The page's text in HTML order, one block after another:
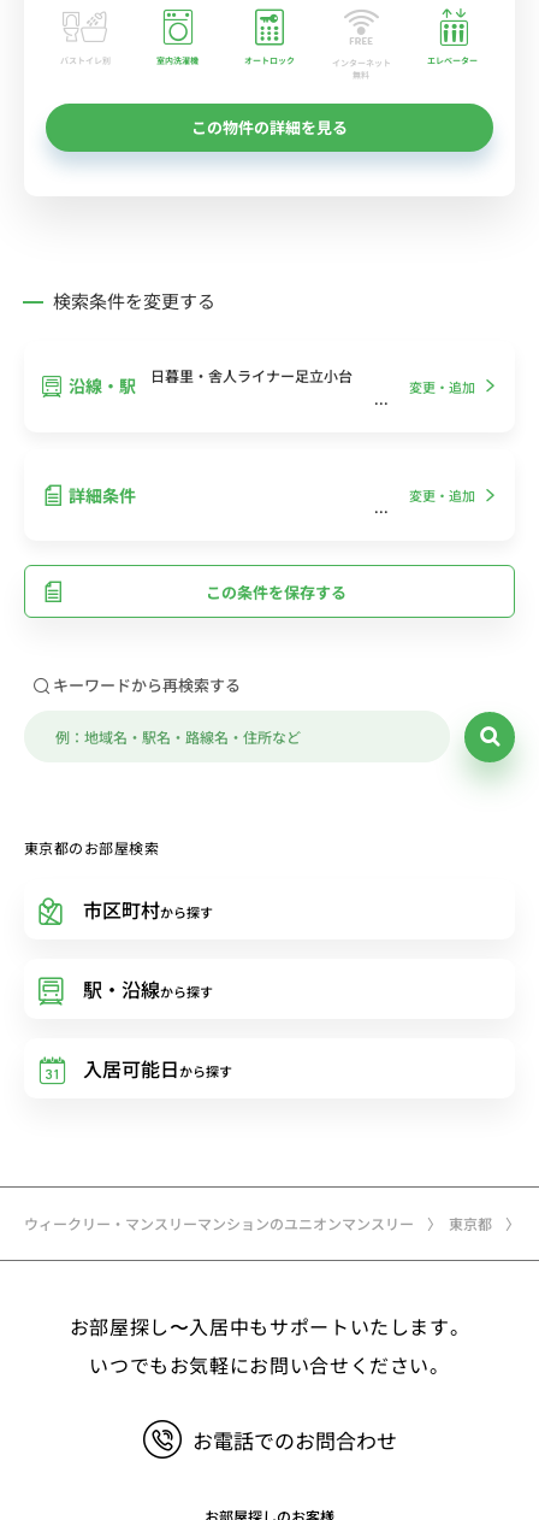
ウィークリー・マンスリーマンションのユニオンマンスリー 東京都
バストイレ別 室内洗濯機 オートロック
インターネット
無料
エレベーター
この物件の詳細を見る
検索条件を変更する
沿線・駅 日暮里・舎人ライナー足立小台
変更・追加
詳細条件 変更・追加
この条件を保存する
キーワードから再検索する
東京都のお部屋検索
市区町村から探す
駅・沿線から探す
入居可能日から探す
お部屋探し〜入居中もサポートいたします。
いつでもお気軽にお問い合せください。
お電話でのお問合わせ